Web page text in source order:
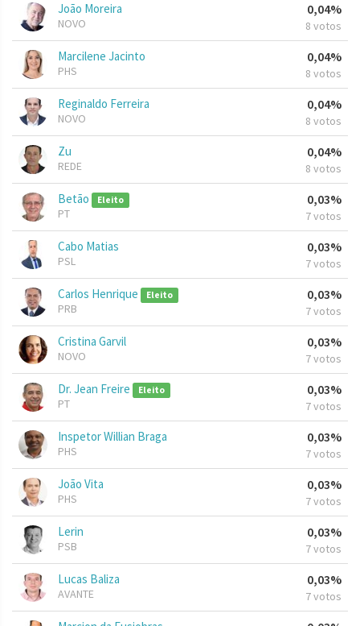
João Moreira
NOVO
0,04%
8 votos
Marcilene Jacinto
PHS
0,04%
8 votos
Reginaldo Ferreira
NOVO
0,04%
8 votos
Zu
REDE
0,04%
8 votos
Betão Eleito
PT
0,03%
7 votos
Cabo Matias
PSL
0,03%
7 votos
Carlos Henrique Eleito
PRB
0,03%
7 votos
Cristina Garvil
NOVO
0,03%
7 votos
Dr. Jean Freire Eleito
PT
0,03%
7 votos
Inspetor Willian Braga
PHS
0,03%
7 votos
João Vita
PHS
0,03%
7 votos
Lerin
PSB
0,03%
7 votos
Lucas Baliza
AVANTE
0,03%
7 votos